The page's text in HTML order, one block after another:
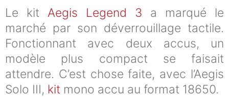
Le kit Aegis Legend 3 a marqué le
marché par son déverrouillage tactile.
Fonctionnant avec deux accus, un
modèle plus compact se faisait
attendre. C’est chose faite, avec l’Aegis
Solo III, kit mono accu au format 18650.